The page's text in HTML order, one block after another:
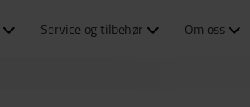
Service og tilbehør Om oss